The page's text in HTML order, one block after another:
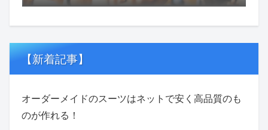
【新着記事】
オーダーメイドのスーツはネットで安く高品質のも
のが作れる！